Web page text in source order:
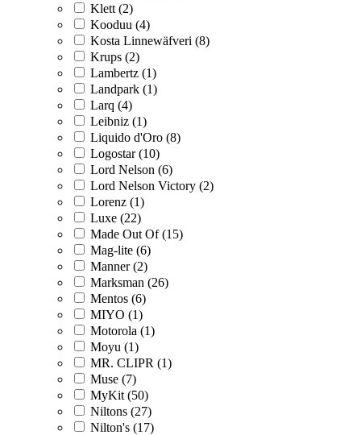
Klett (2)
Kooduu (4)
Kosta Linnewäfveri (8)
Krups (2)
Lambertz (1)
Landpark (1)
Larq (4)
Leibniz (1)
Liquido d'Oro (8)
Logostar (10)
Lord Nelson (6)
Lord Nelson Victory (2)
Lorenz (1)
Luxe (22)
Made Out Of (15)
Mag-lite (6)
Manner (2)
Marksman (26)
Mentos (6)
MIYO (1)
Motorola (1)
Moyu (1)
MR. CLIPR (1)
Muse (7)
MyKit (50)
Niltons (27)
Nilton's (17)